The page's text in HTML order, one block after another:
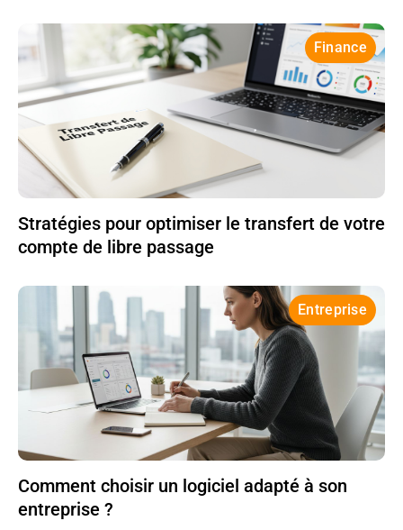
Finance
Stratégies pour optimiser le transfert de votre
compte de libre passage
Entreprise
Comment choisir un logiciel adapté à son
entreprise ?